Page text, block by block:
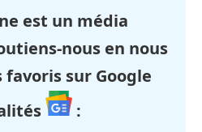
est un média
nous en nous
sur Google
: